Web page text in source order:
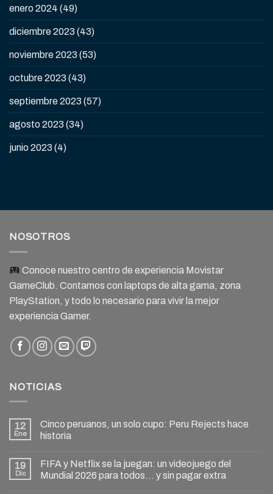
enero 2024 (49)
diciembre 2023 (43)
noviembre 2023 (53)
octubre 2023 (43)
septiembre 2023 (57)
agosto 2023 (34)
junio 2023 (4)
NOSOTROS
Conoce nuestro centro de experiencia Movistar
GameClub. Contamos con laptops de alta gama, zona
PlayStation, y todo lo necesario para vivir la mejor
experiencia Gamer.
NOTICIAS
12
Ene
Cinco peruanos, un solo cupo: Peru Rejects hace
historia
19
Dic
FIFA y Netflix se la juegan: un videojuego del
Mundial 2026 para todos… y sin pagar extra